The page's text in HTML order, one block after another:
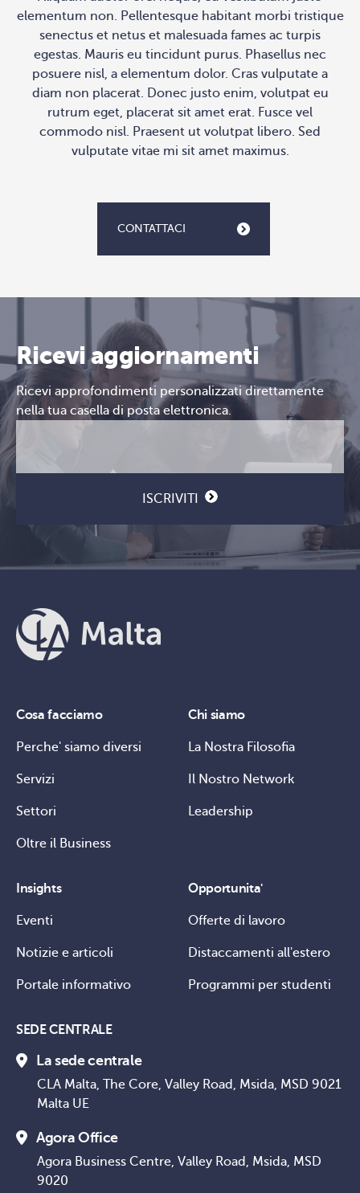
elementum non. Pellentesque habitant morbi tristique
senectus et netus et malesuada fames ac turpis
egestas. Mauris eu tincidunt purus. Phasellus nec
posuere nisl, a elementum dolor. Cras vulputate a
diam non placerat. Donec justo enim, volutpat eu
rutrum eget, placerat sit amet erat. Fusce vel
commodo nisl. Praesent ut volutpat libero. Sed
vulputate vitae mi sit amet maximus.
CONTATTACI
Ricevi aggiornamenti
Ricevi approfondimenti personalizzati direttamente
nella tua casella di posta elettronica.
ISCRIVITI
Cosa facciamo
Perche' siamo diversi
Servizi
Settori
Oltre il Business
Chi siamo
La Nostra Filosofia
Il Nostro Network
Leadership
Insights
Eventi
Notizie e articoli
Portale informativo
Opportunita'
Offerte di lavoro
Distaccamenti all'estero
Programmi per studenti
SEDE CENTRALE
La sede centrale
CLA Malta, The Core, Valley Road, Msida, MSD 9021
Malta UE
Agora Office
Agora Business Centre, Valley Road, Msida, MSD
9020